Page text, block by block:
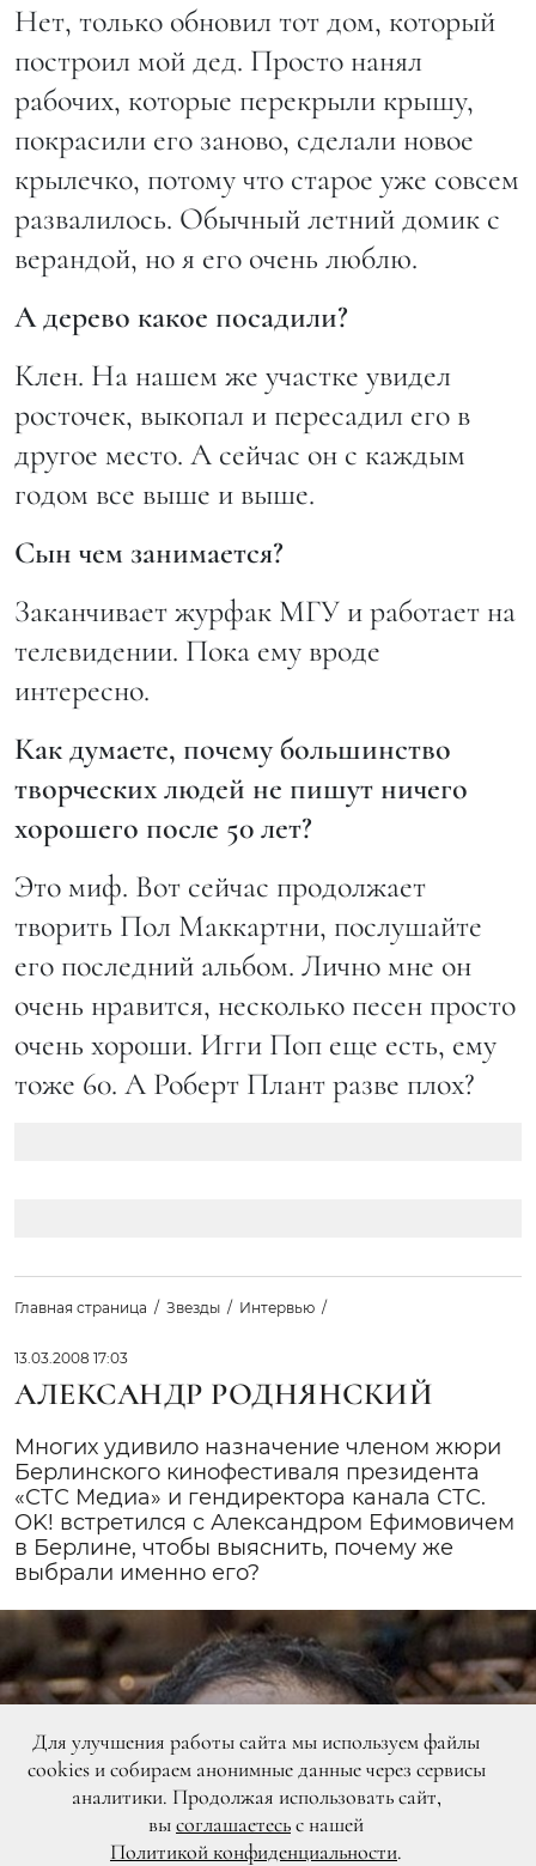
Нет, только обновил тот дом, который
построил мой дед. Просто нанял
рабочих, которые перекрыли крышу,
покрасили его заново, сделали новое
крылечко, потому что старое уже совсем
развалилось. Обычный летний домик с
верандой, но я его очень люблю.
А дерево какое посадили?
Клен. На нашем же участке увидел
росточек, выкопал и пересадил его в
другое место. А сейчас он с каждым
годом все выше и выше.
Сын чем занимается?
Заканчивает журфак МГУ и работает на
телевидении. Пока ему вроде
интересно.
Как думаете, почему большинство
творческих людей не пишут ничего
хорошего после 50 лет?
Это миф. Вот сейчас продолжает
творить Пол Маккартни, послушайте
его последний альбом. Лично мне он
очень нравится, несколько песен просто
очень хороши. Игги Поп еще есть, ему
тоже 60. А Роберт Плант разве плох?
Главная страница Звезды Интервью
13.03.2008 17:03
АЛЕКСАНДР РОДНЯНСКИЙ
Многих удивило назначение членом жюри
Берлинского кинофестиваля президента
«СТС Медиа» и гендиректора канала СТС.
OK! встретился с Александром Ефимовичем
в Берлине, чтобы выяснить, почему же
выбрали именно его?
Для улучшения работы сайта мы используем файлы
cookies и собираем анонимные данные через сервисы
аналитики. Продолжая использовать сайт,
высоглашаетесьс нашей
Политикой конфиденциальности.